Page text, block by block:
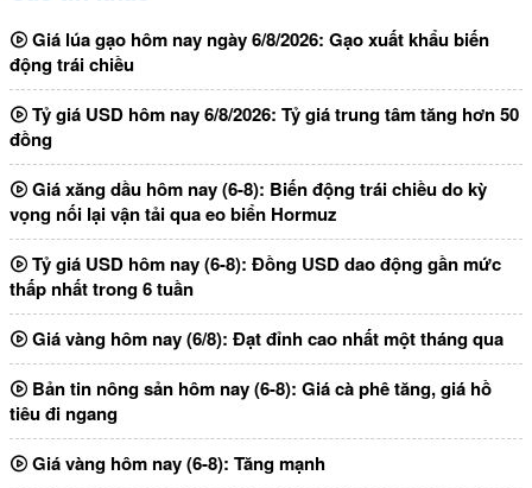
Giá lúa gạo hôm nay ngày 6/8/2026: Gạo xuất khẩu biến
động trái chiều
Tỷ giá USD hôm nay 6/8/2026: Tỷ giá trung tâm tăng hơn 50
đồng
Giá xăng dầu hôm nay (6-8): Biến động trái chiều do kỳ
vọng nối lại vận tải qua eo biển Hormuz
Tỷ giá USD hôm nay (6-8): Đồng USD dao động gần mức
thấp nhất trong 6 tuần
Giá vàng hôm nay (6/8): Đạt đỉnh cao nhất một tháng qua
Bản tin nông sản hôm nay (6-8): Giá cà phê tăng, giá hồ
tiêu đi ngang
Giá vàng hôm nay (6-8): Tăng mạnh